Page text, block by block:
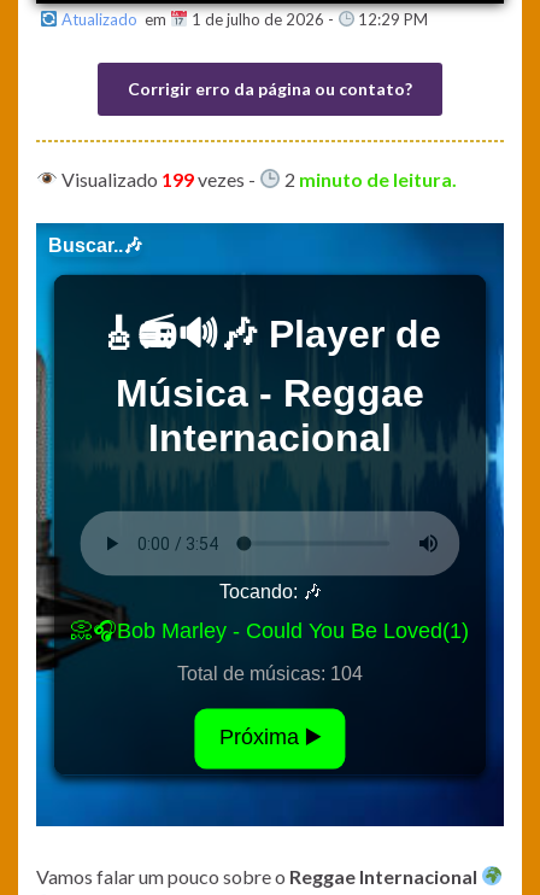
Atualizado em 1 de julho de 2026 - 12:29 PM
Corrigir erro da página ou contato?
Visualizado 199vezes - 2 minuto de leitura.
Vamos falar um pouco sobre o Reggae Internacional